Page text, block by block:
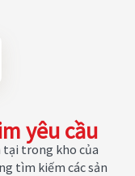
yêu cầu
tại trong kho của
tìm kiếm các sản